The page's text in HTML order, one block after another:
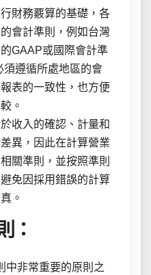
財務覈算的基礎，各
會計準則，例如台灣
GAAP或國際會計準
須遵循所處地區的會
表的一致性，也方便
。
收入的確認、計量和
異，因此在計算營業
關準則，並按照準則
免因採用錯誤的計算
。
：
中非常重要的原則之